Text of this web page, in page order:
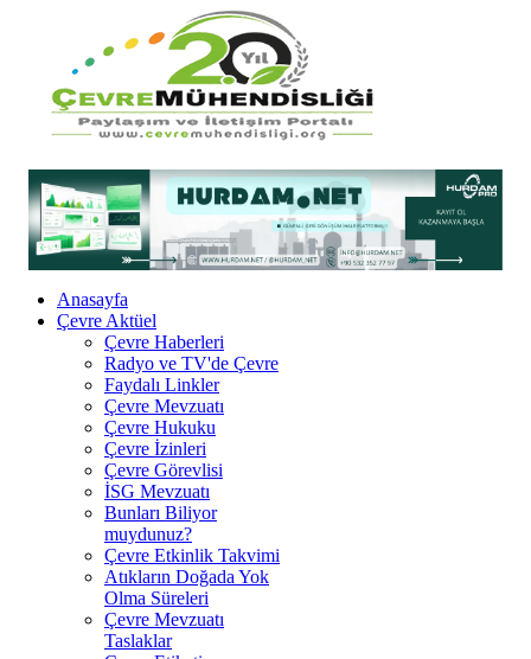
Anasayfa
Çevre Aktüel
Çevre Haberleri
Radyo ve TV'de Çevre
Faydalı Linkler
Çevre Mevzuatı
Çevre Hukuku
Çevre İzinleri
Çevre Görevlisi
İSG Mevzuatı
Bunları Biliyor
muydunuz?
Çevre Etkinlik Takvimi
Atıkların Doğada Yok
Olma Süreleri
Çevre Mevzuatı
Taslaklar